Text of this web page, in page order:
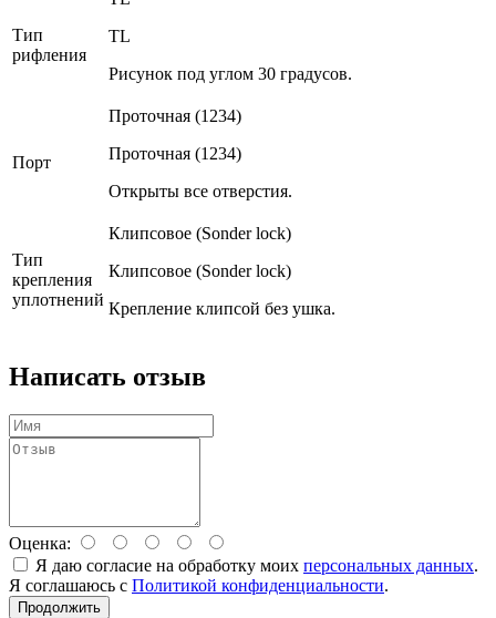
Тип
рифления
TL
Рисунок под углом 30 градусов.
Порт
Проточная (1234)
Проточная (1234)
Открыты все отверстия.
Тип
крепления
уплотнений
Клипсовое (Sonder lock)
Клипсовое (Sonder lock)
Крепление клипсой без ушка.
Написать отзыв
Оценка:
Я даю согласие на обработку моих персональных данных.
Я соглашаюсь с Политикой конфиденциальности.
Продолжить